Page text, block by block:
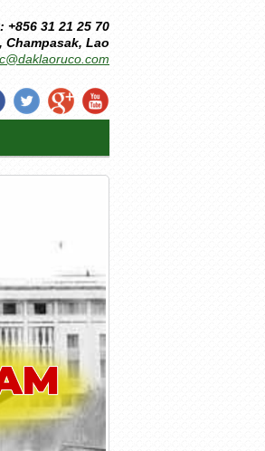
31 21 25 70
Champasak, Lao